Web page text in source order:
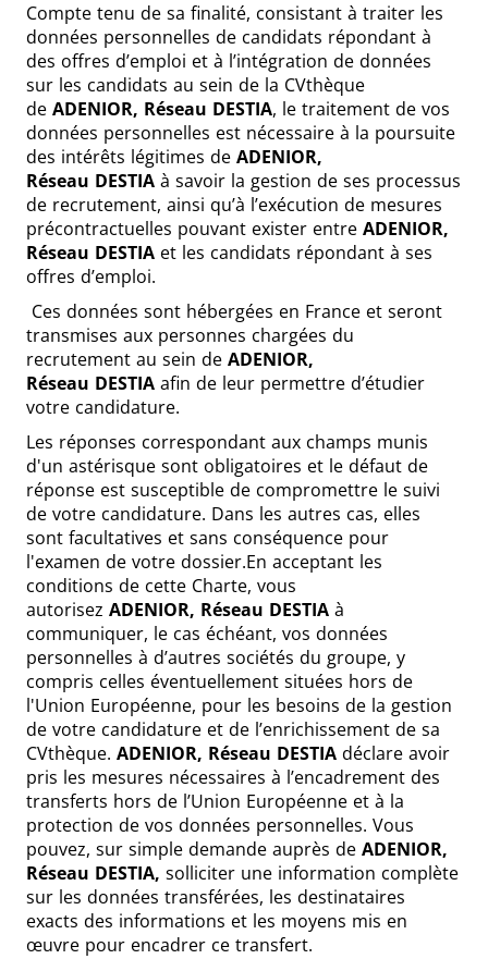
Compte tenu de sa finalité, consistant à traiter les
données personnelles de candidats répondant à
des offres d’emploi et à l’intégration de données
sur les candidats au sein de la CVthèque
de ADENIOR, Réseau DESTIA, le traitement de vos
données personnelles est nécessaire à la poursuite
des intérêts légitimes de ADENIOR,
Réseau DESTIA à savoir la gestion de ses processus
de recrutement, ainsi qu’à l’exécution de mesures
précontractuelles pouvant exister entre ADENIOR,
Réseau DESTIA et les candidats répondant à ses
offres d’emploi.
Ces données sont hébergées en France et seront
transmises aux personnes chargées du
recrutement au sein de ADENIOR,
Réseau DESTIA afin de leur permettre d’étudier
votre candidature.
Les réponses correspondant aux champs munis
d'un astérisque sont obligatoires et le défaut de
réponse est susceptible de compromettre le suivi
de votre candidature. Dans les autres cas, elles
sont facultatives et sans conséquence pour
l'examen de votre dossier.En acceptant les
conditions de cette Charte, vous
autorisez ADENIOR, Réseau DESTIA à
communiquer, le cas échéant, vos données
personnelles à d’autres sociétés du groupe, y
compris celles éventuellement situées hors de
l'Union Européenne, pour les besoins de la gestion
de votre candidature et de l’enrichissement de sa
CVthèque. ADENIOR, Réseau DESTIA déclare avoir
pris les mesures nécessaires à l’encadrement des
transferts hors de l’Union Européenne et à la
protection de vos données personnelles. Vous
pouvez, sur simple demande auprès de ADENIOR,
Réseau DESTIA, solliciter une information complète
sur les données transférées, les destinataires
exacts des informations et les moyens mis en
œuvre pour encadrer ce transfert.